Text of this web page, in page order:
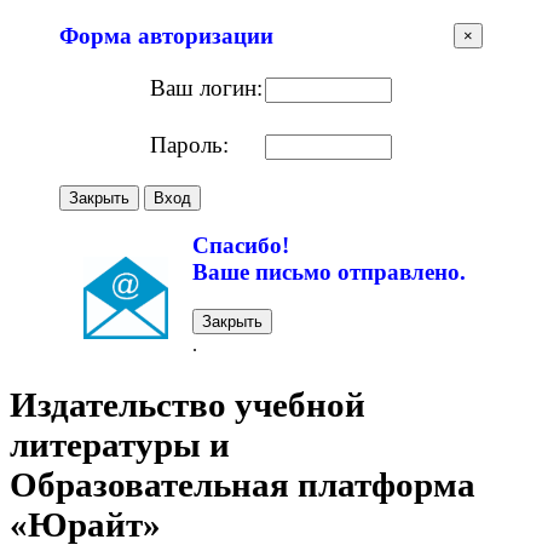
×
Форма авторизации
Ваш логин:
Пароль:
Закрыть Вход
Спасибо!
Ваше письмо отправлено.
Закрыть
.
Издательство учебной
литературы и
Образовательная платформа
«Юрайт»